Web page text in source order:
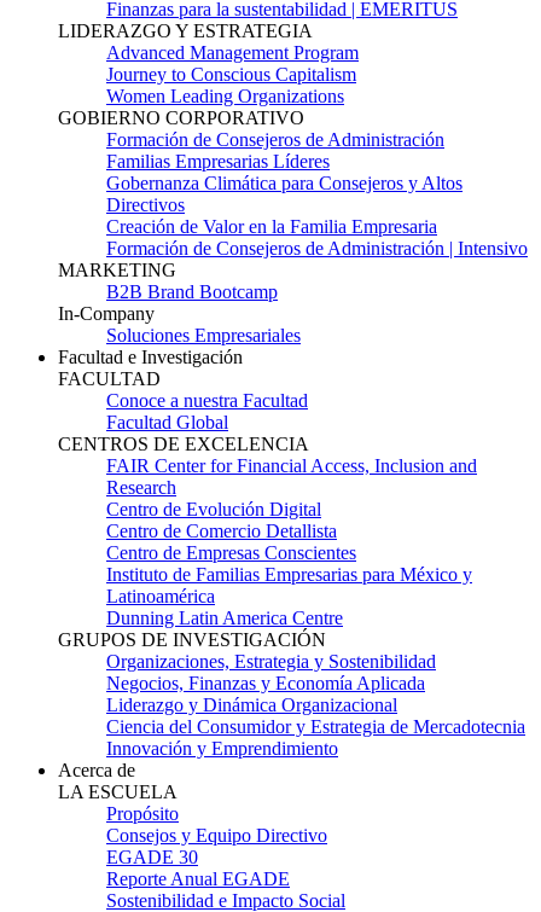
Finanzas para la sustentabilidad | EMERITUS
LIDERAZGO Y ESTRATEGIA
Advanced Management Program
Journey to Conscious Capitalism
Women Leading Organizations
GOBIERNO CORPORATIVO
Formación de Consejeros de Administración
Familias Empresarias Líderes
Gobernanza Climática para Consejeros y Altos
Directivos
Creación de Valor en la Familia Empresaria
Formación de Consejeros de Administración | Intensivo
MARKETING
B2B Brand Bootcamp
In-Company
Soluciones Empresariales
Facultad e Investigación
FACULTAD
Conoce a nuestra Facultad
Facultad Global
CENTROS DE EXCELENCIA
FAIR Center for Financial Access, Inclusion and
Research
Centro de Evolución Digital
Centro de Comercio Detallista
Centro de Empresas Conscientes
Instituto de Familias Empresarias para México y
Latinoamérica
Dunning Latin America Centre
GRUPOS DE INVESTIGACIÓN
Organizaciones, Estrategia y Sostenibilidad
Negocios, Finanzas y Economía Aplicada
Liderazgo y Dinámica Organizacional
Ciencia del Consumidor y Estrategia de Mercadotecnia
Innovación y Emprendimiento
Acerca de
LA ESCUELA
Propósito
Consejos y Equipo Directivo
EGADE 30
Reporte Anual EGADE
Sostenibilidad e Impacto Social